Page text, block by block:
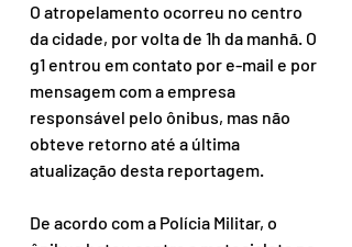
O atropelamento ocorreu no centro
da cidade, por volta de 1h da manhã. O
g1 entrou em contato por e-mail e por
mensagem com a empresa
responsável pelo ônibus, mas não
obteve retorno até a última
atualização desta reportagem.
De acordo com a Polícia Militar, o